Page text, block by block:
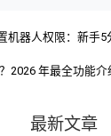
机器人权限：新手
2026 年最全功能
最新文章